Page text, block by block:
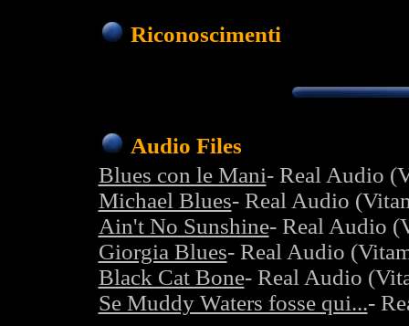
Riconoscimenti
Audio Files
Blues con le Mani- Real Audio
Michael Blues- Real Audio
Ain't No Sunshine- Real Audio
Giorgia Blues- Real Audio
Black Cat Bone- Real Audio
Se Muddy Waters fosse qui...-